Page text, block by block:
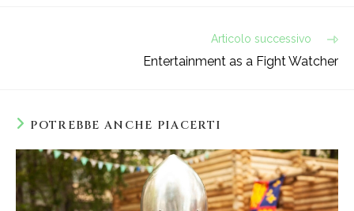
Articolo successivo
Entertainment as a Fight Watcher
POTREBBE ANCHE PIACERTI